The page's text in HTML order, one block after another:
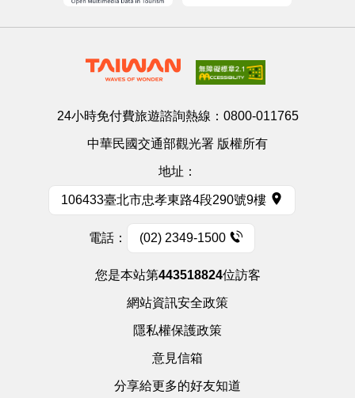
24小時免付費旅遊諮詢熱線： 0800-011765
中華民國交通部觀光署 版權所有
地址：
106433臺北市忠孝東路4段290號9樓
電話： (02) 2349-1500
您是本站第443518824位訪客
網站資訊安全政策
隱私權保護政策
意見信箱
分享給更多的好友知道